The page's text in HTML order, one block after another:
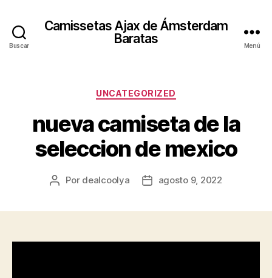
Buscar
Camissetas Ajax de Ámsterdam
Baratas
Menú
Categorías
UNCATEGORIZED
nueva camiseta de la
seleccion de mexico
Autor
Por dealcoolya
Fechaagosto 9, 2022